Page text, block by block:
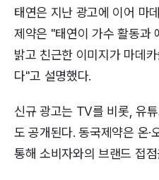
태연은 지난 광고에 이어 마
제약은 "태연이 가수 활동과
밝고 친근한 이미지가 마데
다"고 설명했다.
신규 광고는 TV를 비롯, 유
도 공개된다. 동국제약은 온·
통해 소비자와의 브랜드 접